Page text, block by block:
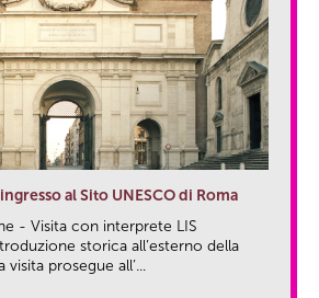
al Sito UNESCO di Roma
- Visita con interprete LIS
storica all’esterno della
prosegue all’...